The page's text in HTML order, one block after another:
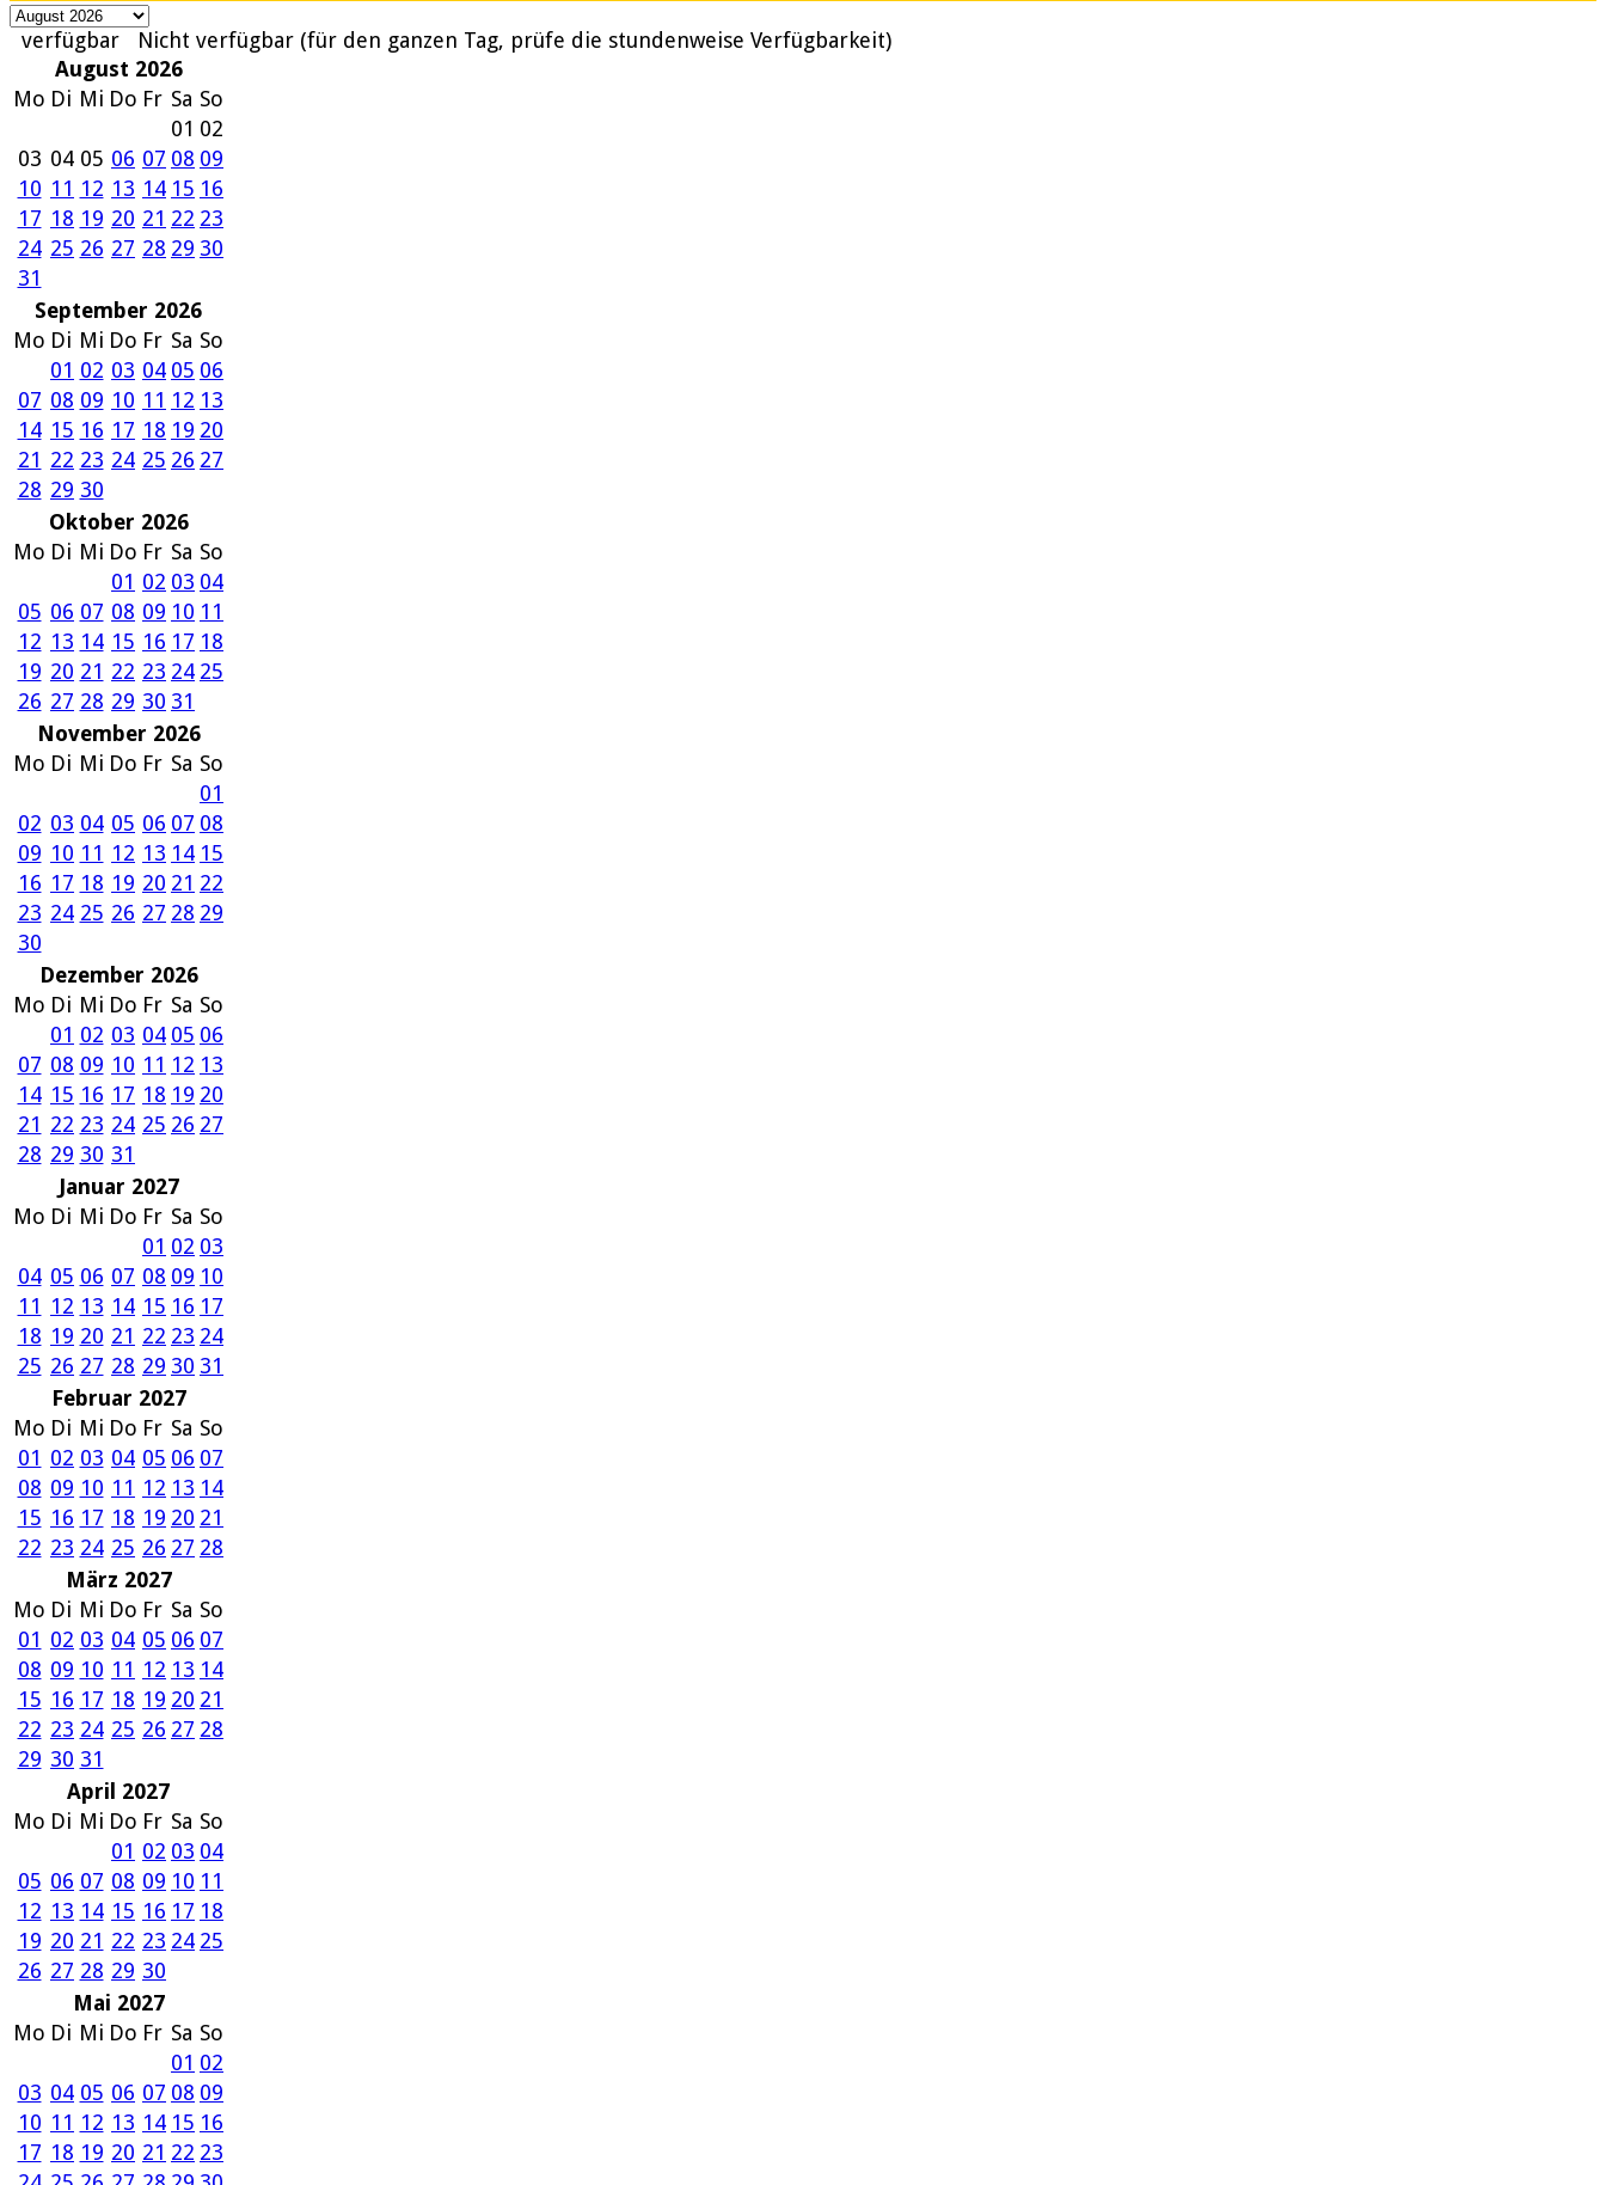
verfügbar
Nicht verfügbar (für den ganzen Tag, prüfe die stundenweise Verfügbarkeit)
August 2026
Mo Di Mi Do Fr Sa So
01 02
03 04 05 06 07 08 09
10 11 12 13 14 15 16
17 18 19 20 21 22 23
24 25 26 27 28 29 30
31
September 2026
Mo Di Mi Do Fr Sa So
01 02 03 04 05 06
07 08 09 10 11 12 13
14 15 16 17 18 19 20
21 22 23 24 25 26 27
28 29 30
Oktober 2026
Mo Di Mi Do Fr Sa So
01 02 03 04
05 06 07 08 09 10 11
12 13 14 15 16 17 18
19 20 21 22 23 24 25
26 27 28 29 30 31
November 2026
Mo Di Mi Do Fr Sa So
01
02 03 04 05 06 07 08
09 10 11 12 13 14 15
16 17 18 19 20 21 22
23 24 25 26 27 28 29
30
Dezember 2026
Mo Di Mi Do Fr Sa So
01 02 03 04 05 06
07 08 09 10 11 12 13
14 15 16 17 18 19 20
21 22 23 24 25 26 27
28 29 30 31
Januar 2027
Mo Di Mi Do Fr Sa So
01 02 03
04 05 06 07 08 09 10
11 12 13 14 15 16 17
18 19 20 21 22 23 24
25 26 27 28 29 30 31
Februar 2027
Mo Di Mi Do Fr Sa So
01 02 03 04 05 06 07
08 09 10 11 12 13 14
15 16 17 18 19 20 21
22 23 24 25 26 27 28
März 2027
Mo Di Mi Do Fr Sa So
01 02 03 04 05 06 07
08 09 10 11 12 13 14
15 16 17 18 19 20 21
22 23 24 25 26 27 28
29 30 31
April 2027
Mo Di Mi Do Fr Sa So
01 02 03 04
05 06 07 08 09 10 11
12 13 14 15 16 17 18
19 20 21 22 23 24 25
26 27 28 29 30
Mai 2027
Mo Di Mi Do Fr Sa So
01 02
03 04 05 06 07 08 09
10 11 12 13 14 15 16
17 18 19 20 21 22 23